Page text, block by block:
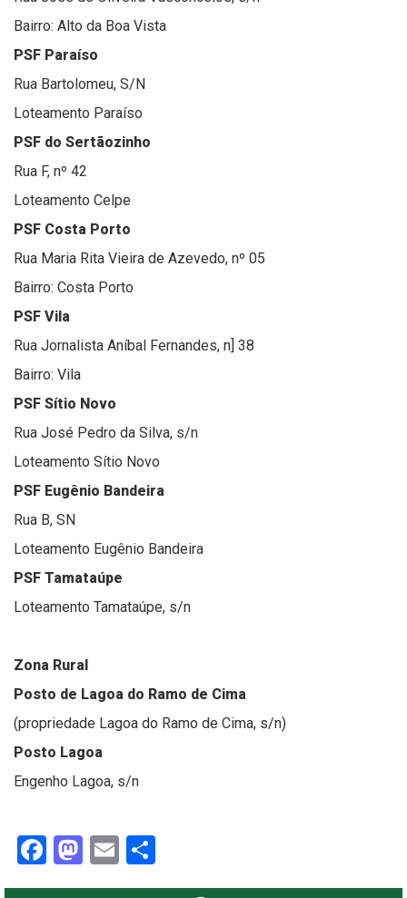
Bairro: Alto da Boa Vista
PSF Paraíso
Rua Bartolomeu, S/N
Loteamento Paraíso
PSF do Sertãozinho
Rua F, nº 42
Loteamento Celpe
PSF Costa Porto
Rua Maria Rita Vieira de Azevedo, nº 05
Bairro: Costa Porto
PSF Vila
Rua Jornalista Aníbal Fernandes, n] 38
Bairro: Vila
PSF Sítio Novo
Rua José Pedro da Silva, s/n
Loteamento Sítio Novo
PSF Eugênio Bandeira
Rua B, SN
Loteamento Eugênio Bandeira
PSF Tamataúpe
Loteamento Tamataúpe, s/n
Zona Rural
Posto de Lagoa do Ramo de Cima
(propriedade Lagoa do Ramo de Cima, s/n)
Posto Lagoa
Engenho Lagoa, s/n
Facebook
Mastodon
Email